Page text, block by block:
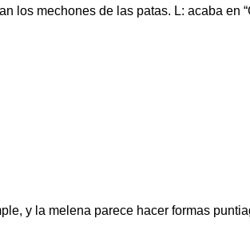
los mechones de las patas. L: acaba en
y la melena parece hacer formas